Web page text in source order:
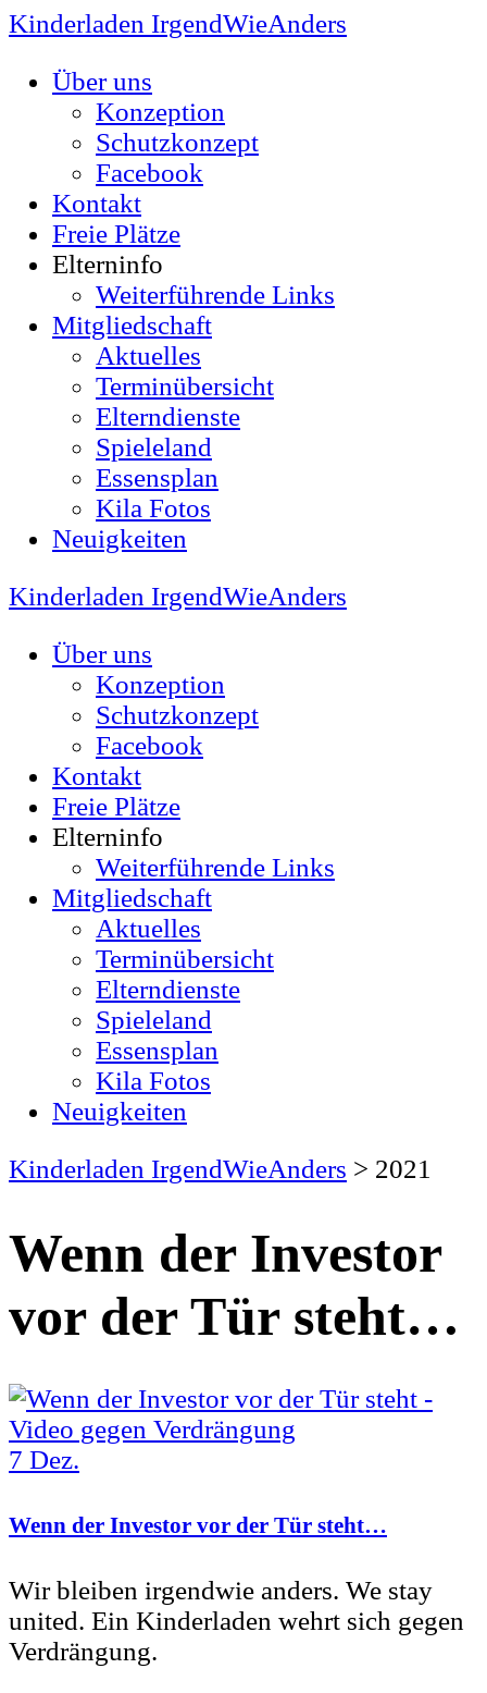
Kinderladen IrgendWieAnders
Über uns
Konzeption
Schutzkonzept
Facebook
Kontakt
Freie Plätze
Elterninfo
Weiterführende Links
Mitgliedschaft
Aktuelles
Terminübersicht
Elterndienste
Spieleland
Essensplan
Kila Fotos
Neuigkeiten
Kinderladen IrgendWieAnders
Über uns
Konzeption
Schutzkonzept
Facebook
Kontakt
Freie Plätze
Elterninfo
Weiterführende Links
Mitgliedschaft
Aktuelles
Terminübersicht
Elterndienste
Spieleland
Essensplan
Kila Fotos
Neuigkeiten
Kinderladen IrgendWieAnders > 2021
Wenn der Investor
vor der Tür steht…
7 Dez.
Wenn der Investor vor der Tür steht…
Wir bleiben irgendwie anders. We stay
united. Ein Kinderladen wehrt sich gegen
Verdrängung.